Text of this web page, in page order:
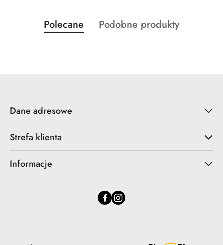
Pomiń karuzelę produktów
Produkty
o
Polecane
Produkty
Podobne produkty
Dane adresowe
Strefa klienta
Informacje